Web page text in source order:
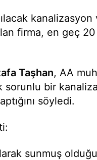
kanalizasyon
firma, en geç
Taşhan, AA
sorunlu bir
söyledi.
sunmuş